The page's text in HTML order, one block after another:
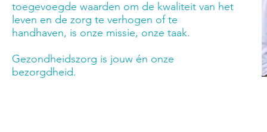
toegevoegde waarden om de kwaliteit van het
leven en de zorg te verhogen of te
handhaven, is onze missie, onze taak.
Gezondheidszorg is jouw én onze
bezorgdheid.